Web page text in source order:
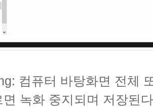
컴퓨터 바탕화면 전체
면 녹화 중지되며 저장된